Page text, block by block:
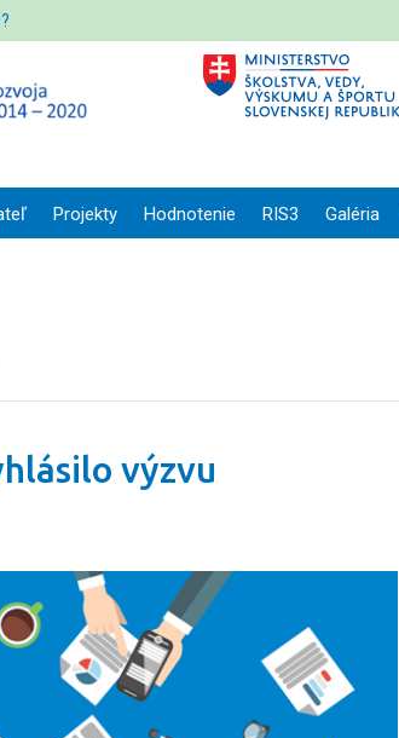
Projekty Hodnotenie RIS3 Galéria
výzvu